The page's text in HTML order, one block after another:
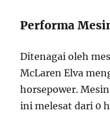
Performa
Ditenagai oleh
McLaren Elva
horsepower.
ini melesat dari 0